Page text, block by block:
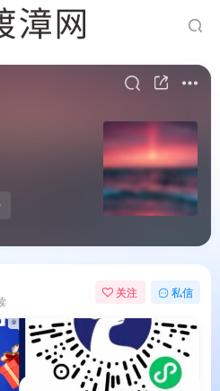
关注 私信